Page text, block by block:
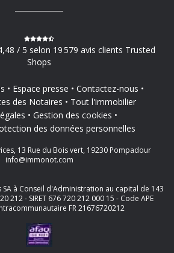
/ 5 selon 19 579 avis clients Trusted
Shops
Espace presse
Contactez-nous
des Notaires
Tout l'immobilier
Gestion des cookies
des données personnelles
13 Rue du Bois vert, 19230 Pompadour
info@immonot.com
à Conseil d'Administration au capital de 143
212 - SIRET 676 720 212 000 15 - Code APE
FR 21676720212